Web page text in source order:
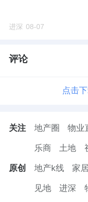
进深 08-07
评论
点击
关注 地产圈 物业
乐商 土地
原创 地产k线 家
见地 进深